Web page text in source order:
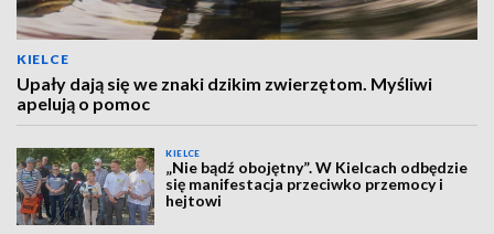
KIELCE
Upały dają się we znaki dzikim zwierzętom. Myśliwi
apelują o pomoc
KIELCE
„Nie bądź obojętny”. W Kielcach odbędzie
się manifestacja przeciwko przemocy i
hejtowi